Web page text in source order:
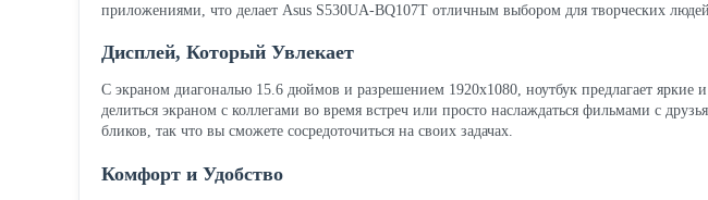
приложениями, что делает Asus S530UA-BQ107T отличным выбором для творческих
Дисплей, Который Увлекает
С экраном диагональю 15.6 дюймов и разрешением 1920x1080, ноутбук предлагает яркие
делиться экраном с коллегами во время встреч или просто наслаждаться фильмами с
бликов, так что вы сможете сосредоточиться на своих задачах.
Комфорт и Удобство